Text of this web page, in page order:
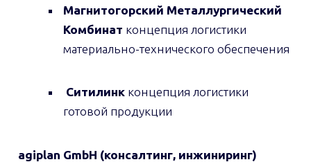
Магнитогорский Металлургический
Комбинат концепция логистики
материально-технического обеспечения
Ситилинкконцепция логистики
готовой продукции
agiplan GmbH (консалтинг, инжиниринг)